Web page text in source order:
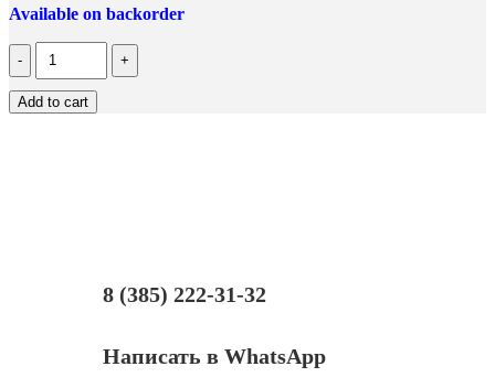
Available on backorder
Количество
RC2-
9208
Вал
Add to cart
8 (385) 222-31-32
Написать в WhatsApp